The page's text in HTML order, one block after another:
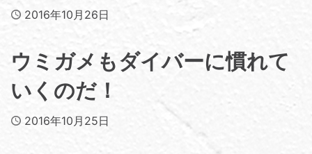
Published
2016年10月26日
ウミガメもダイバーに慣れて
いくのだ！
Published
2016年10月25日